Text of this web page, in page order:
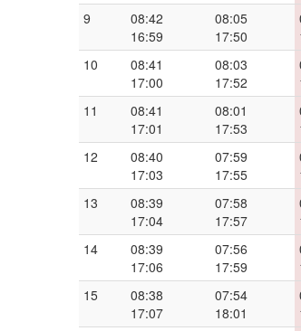
9
08:42
16:59
08:05
17:50
10
08:41
17:00
08:03
17:52
11
08:41
17:01
08:01
17:53
12
08:40
17:03
07:59
17:55
13
08:39
17:04
07:58
17:57
14
08:39
17:06
07:56
17:59
15
08:38
17:07
07:54
18:01